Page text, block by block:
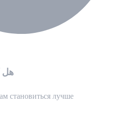
هل
становиться лучше